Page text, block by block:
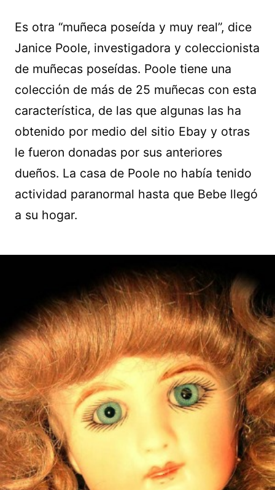
Es otra “muñeca poseída y muy real”, dice
Janice Poole, investigadora y coleccionista
de muñecas poseídas. Poole tiene una
colección de más de 25 muñecas con esta
característica, de las que algunas las ha
obtenido por medio del sitio Ebay y otras
le fueron donadas por sus anteriores
dueños. La casa de Poole no había tenido
actividad paranormal hasta que Bebe llegó
a su hogar.